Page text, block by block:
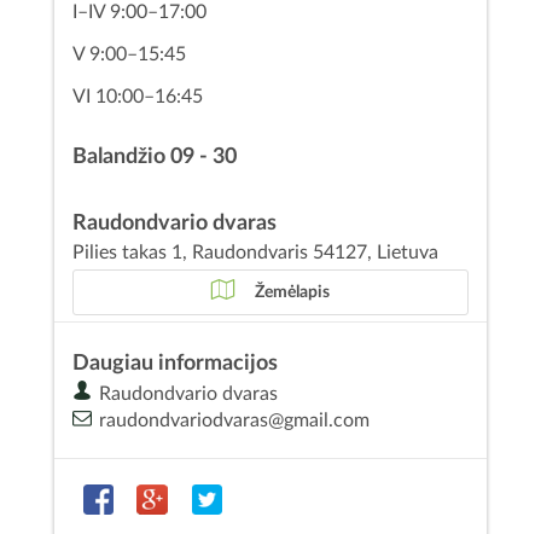
I–IV 9:00–17:00
V 9:00–15:45
VI 10:00–16:45
Balandžio 09 - 30
Raudondvario dvaras
Pilies takas 1, Raudondvaris 54127, Lietuva
Žemėlapis
Daugiau informacijos
Raudondvario dvaras
raudondvariodvaras@gmail.com